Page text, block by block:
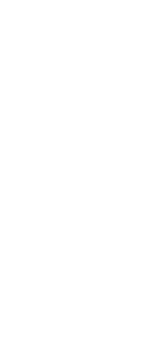
需提前预约）
（北京总部）